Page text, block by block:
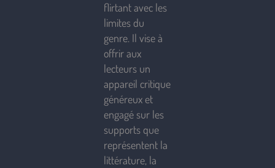
flirtant avec les
limites du
genre. Il vise à
offrir aux
lecteurs un
appareil critique
généreux et
engagé sur les
supports que
représentent la
littérature, la